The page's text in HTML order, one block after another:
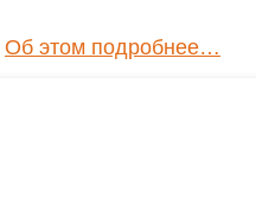
Об этом подробнее…